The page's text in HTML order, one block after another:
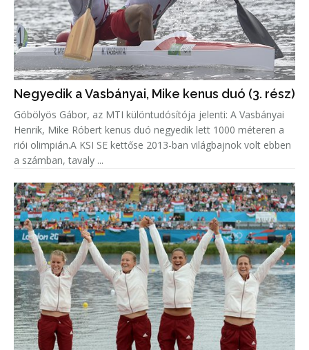
Negyedik a Vasbányai, Mike kenus duó (3. rész)
Göbölyös Gábor, az MTI különtudósítója jelenti: A Vasbányai
Henrik, Mike Róbert kenus duó negyedik lett 1000 méteren a
riói olimpián.A KSI SE kettőse 2013-ban világbajnok volt ebben
a számban, tavaly ...